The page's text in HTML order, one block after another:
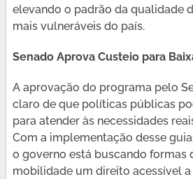
elevando o padrão da qualidade
mais vulneráveis do país.
Senado Aprova Custeio para
A aprovação do programa pelo
claro de que políticas públicas
para atender às necessidades
Com a implementação desse
o governo está buscando formas
mobilidade um direito acessível a